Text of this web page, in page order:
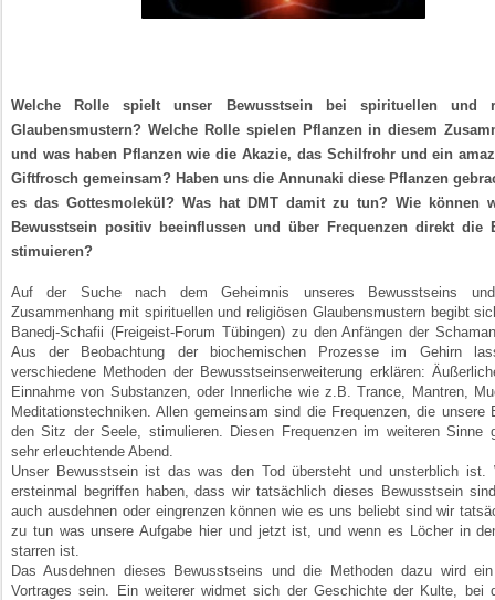
Welche Rolle spielt unser Bewusstsein bei spirituellen und
Glaubens­mustern? Welche Rolle spielen Pflanzen in diesem
und was haben Pflanzen wie die Akazie, das Schilf­rohr und ein
Gift­frosch gemeinsam? Haben uns die Annunaki diese Pflanzen
es das Gottesmolekül? Was hat DMT damit zu tun? Wie können
Bewusst­sein positiv beeinflussen und über Frequenzen direkt die
stimuieren?
Auf der Suche nach dem Geheimnis unseres Bewusstseins
Zusammenhang mit spirituellen und religiösen Glaubensmustern begibt
Banedj-Schafii (Freigeist-Forum Tübingen) zu den Anfängen der
Aus der Beobachtung der biochemischen Prozesse im Gehirn
verschiedene Methoden der Bewusst­seins­erweiterung erklären:
Einnahme von Substanzen, oder Innerliche wie z.B. Trance, Mantren,
Meditationstechniken. Allen gemeinsam sind die Frequenzen, die unsere
den Sitz der Seele, stimulieren. Diesen Frequenzen im weiteren Sinne
sehr erleuchtende Abend.
Unser Bewusstsein ist das was den Tod übersteht und unsterblich ist.
ersteinmal begriffen haben, dass wir tatsächlich dieses Bewusstsein
auch ausdehnen oder eingrenzen können wie es uns beliebt sind wir
zu tun was unsere Aufgabe hier und jetzt ist, und wenn es Löcher in
starren ist.
Das Ausdehnen dieses Bewusstseins und die Methoden dazu wird
Vortrages sein. Ein weiterer widmet sich der Geschichte der Kulte, bei